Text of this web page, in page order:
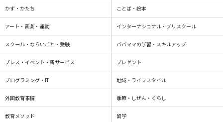
かず・かたち ことば・絵本
アート・音楽・運動 インターナショナル・プリスクール
スクール・ならいごと・受験 パパママの学習・スキルアップ
プレス・イベント・新サービス プレゼント
プログラミング・IT 地域・ライフスタイル
外国教育事情 季節・しぜん・くらし
教育メソッド 留学